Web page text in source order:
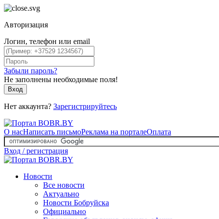
Авторизация
Логин, телефон или email
Забыли пароль?
Не заполнены необходимые поля!
Вход
Нет аккаунта? Зарегистрируйтесь
О насНаписать письмоРеклама на порталеОплата
Вход / регистрация
Новости
Все новости
Актуально
Новости Бобруйска
Официально